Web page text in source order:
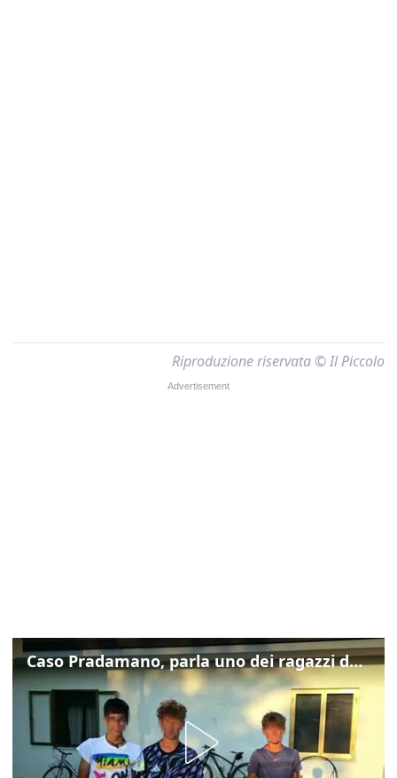
Riproduzione riservata © Il Piccolo
Caso Pradamano, parla uno dei ragazzi denunciati per la limonata: "Volevo anche aiutare i miei"